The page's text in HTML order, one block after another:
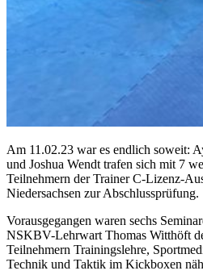
Am 11.02.23 war es endlich soweit:
und Joshua Wendt trafen sich mit 7
Teilnehmern der Trainer C-Lizenz-
Niedersachsen zur Abschlussprüfung.
Vorausgegangen waren sechs
NSKBV-Lehrwart Thomas Witthöft
Teilnehmern Trainingslehre,
Technik und Taktik im Kickboxen